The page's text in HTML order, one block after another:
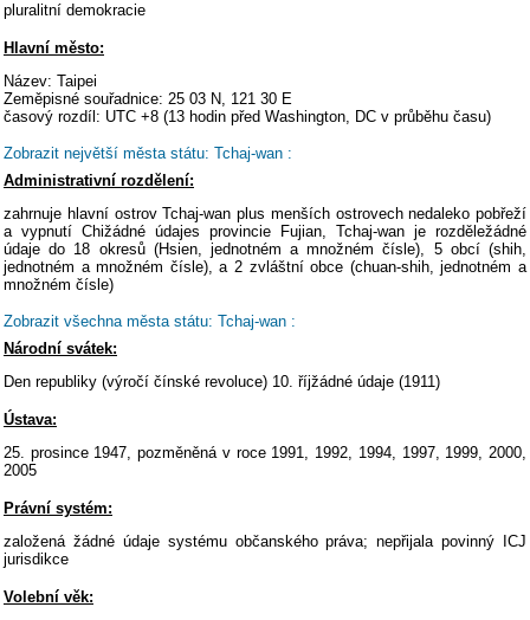
pluralitní demokracie
Hlavní město:
Název: Taipei
Zeměpisné souřadnice: 25 03 N, 121 30 E
časový rozdíl: UTC +8 (13 hodin před Washington, DC v průběhu času)
Zobrazit největší města státu: Tchaj-wan :
Administrativní rozdělení:
zahrnuje hlavní ostrov Tchaj-wan plus menších ostrovech nedaleko pobřeží
a vypnutí Chižádné údajes provincie Fujian, Tchaj-wan je rozděležádné
údaje do 18 okresů (Hsien, jednotném a množném čísle), 5 obcí (shih,
jednotném a množném čísle), a 2 zvláštní obce (chuan-shih, jednotném a
množném čísle)
Zobrazit všechna města státu: Tchaj-wan :
Národní svátek:
Den republiky (výročí čínské revoluce) 10. říjžádné údaje (1911)
Ústava:
25. prosince 1947, pozměněná v roce 1991, 1992, 1994, 1997, 1999, 2000,
2005
Právní systém:
založená žádné údaje systému občanského práva; nepřijala povinný ICJ
jurisdikce
Volební věk: